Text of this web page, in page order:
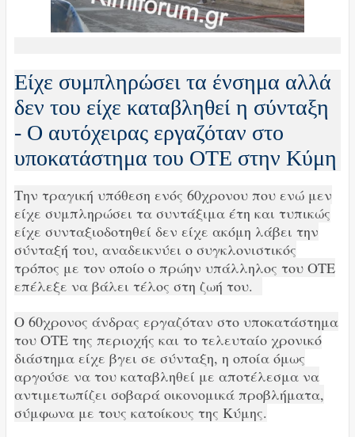
Είχε συμπληρώσει τα ένσημα αλλά
δεν του είχε καταβληθεί η σύνταξη
- Ο αυτόχειρας εργαζόταν στο
υποκατάστημα του ΟΤΕ στην Κύμη
Την τραγική υπόθεση ενός 60χρονου που ενώ μεν
είχε συμπληρώσει τα συντάξιμα έτη και τυπικώς
είχε συνταξιοδοτηθεί δεν είχε ακόμη λάβει την
σύνταξή του, αναδεικνύει ο συγκλονιστικός
τρόπος με τον οποίο ο πρώην υπάλληλος του ΟΤΕ
επέλεξε να βάλει τέλος στη ζωή του.
Ο 60χρονος άνδρας εργαζόταν στο υποκατάστημα
του ΟΤΕ της περιοχής και το τελευταίο χρονικό
διάστημα είχε βγει σε σύνταξη, η οποία όμως
αργούσε να του καταβληθεί με αποτέλεσμα να
αντιμετωπίζει σοβαρά οικονομικά προβλήματα,
σύμφωνα με τους κατοίκους της Κύμης.